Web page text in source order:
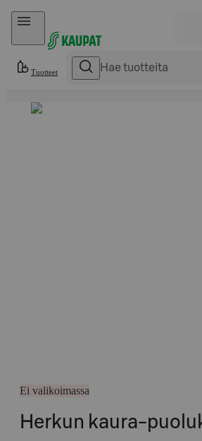
Hyppää sisältöön
Tuotteet
Ei valikoimassa
Herkun kaura-